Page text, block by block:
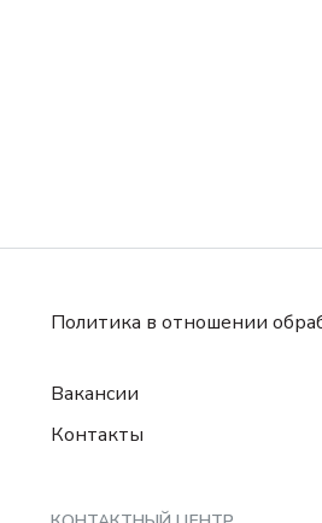
Политика в отношении
Вакансии
Контакты